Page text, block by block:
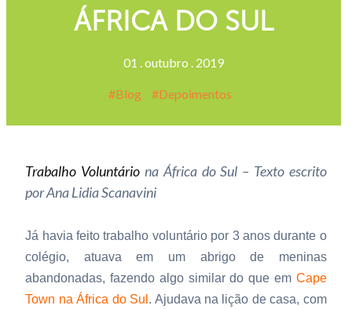
ÁFRICA DO SUL
01 .outubro . 2019
Blog Depoimentos
Trabalho Voluntário na África do Sul – Texto escrito
por Ana Lidia Scanavini
Já havia feito trabalho voluntário por 3 anos durante o
colégio, atuava em um abrigo de meninas
abandonadas, fazendo algo similar do que em Cape
Town na África do Sul . Ajudava na lição de casa, com